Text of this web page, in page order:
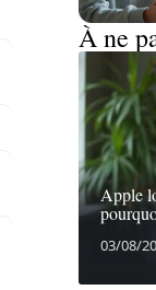
À ne
Apple
03/08/